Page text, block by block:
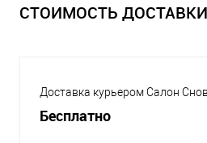
СТОИМОСТЬ ДОСТАВКИ
Доставка курьером Салон Снов
Бесплатно